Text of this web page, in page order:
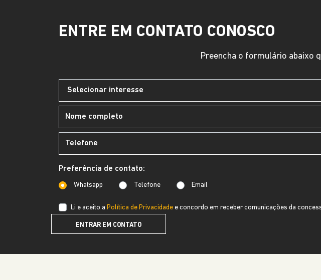
ENTRE EM CONTATO CONOSCO
Preencha o formulário abaixo
Preferência de contato:
Whatsapp Telefone Email
Li e aceito a Política de Privacidade e concordo em receber comunicações da
ENTRAR EM CONTATO